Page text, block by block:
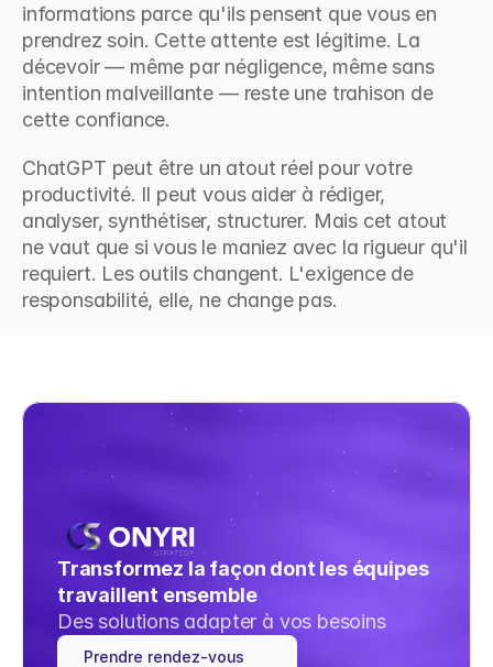
informations parce qu'ils pensent que vous en
prendrez soin. Cette attente est légitime. La
décevoir — même par négligence, même sans
intention malveillante — reste une trahison de
cette confiance.
ChatGPT peut être un atout réel pour votre
productivité. Il peut vous aider à rédiger,
analyser, synthétiser, structurer. Mais cet atout
ne vaut que si vous le maniez avec la rigueur qu'il
requiert. Les outils changent. L'exigence de
responsabilité, elle, ne change pas.
Transformez la façon dont les équipes
travaillent ensemble
Des solutions adapter à vos besoins
Prendre rendez-vous